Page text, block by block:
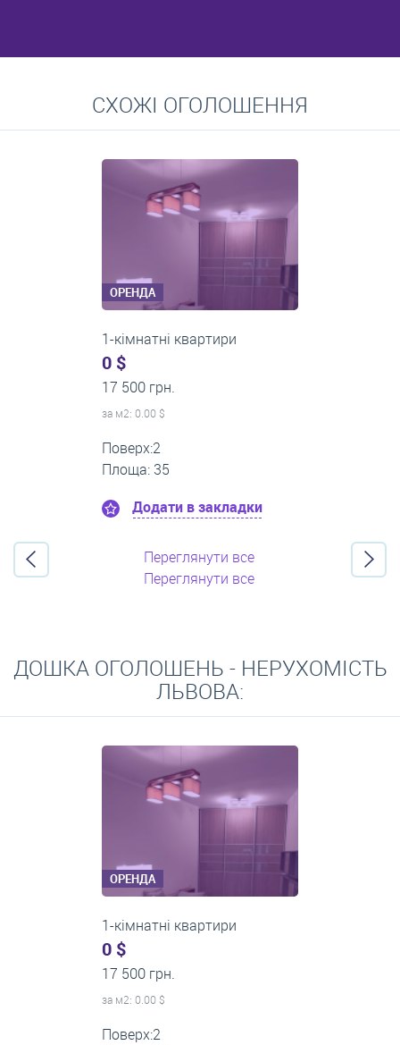
Середні ціни на довготривалу оренду квартир, особняків,
кімнат
СХОЖІ ОГОЛОШЕННЯ
ОРЕНДА
1-кімнатні квартири
0 $
22 500 грн.
за м2: 0.00 $
Поверх:12
Площа: 60
Додати в закладки
Переглянути все
Переглянути все
ДОШКА ОГОЛОШЕНЬ - НЕРУХОМІСТЬ
ЛЬВОВА:
ОРЕНДА
3-кімнатні квартири
500 $
0 грн.
за м2: 8.33 $
Поверх:3